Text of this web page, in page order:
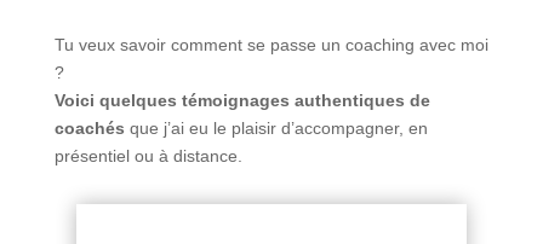
Tu veux savoir comment se passe un coaching avec moi
?
Voici quelques témoignages authentiques de
coachés que j’ai eu le plaisir d’accompagner, en
présentiel ou à distance.